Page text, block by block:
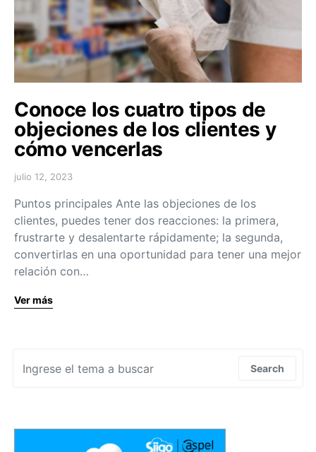
Conoce los cuatro tipos de
objeciones de los clientes y
cómo vencerlas
julio 12, 2023
Puntos principales Ante las objeciones de los
clientes, puedes tener dos reacciones: la primera,
frustrarte y desalentarte rápidamente; la segunda,
convertirlas en una oportunidad para tener una mejor
relación con…
Ver más
Search